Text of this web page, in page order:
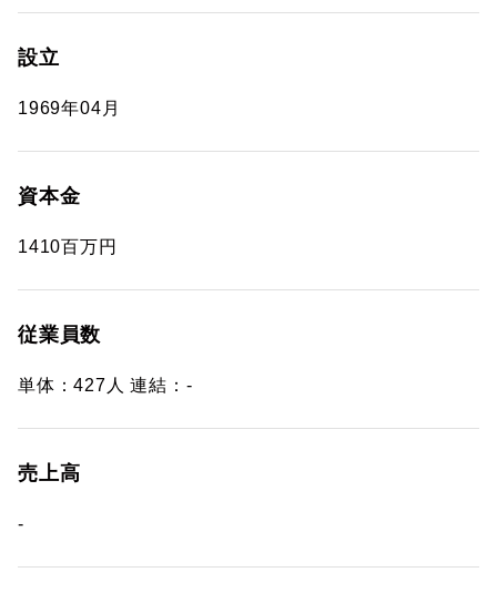
設立
1969年04月
資本金
1410百万円
従業員数
単体：427人 連結：-
売上高
-